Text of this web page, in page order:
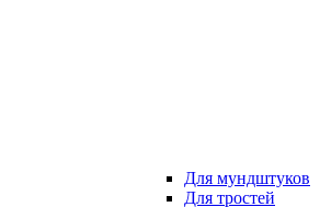
Для мундштуков
Для тростей